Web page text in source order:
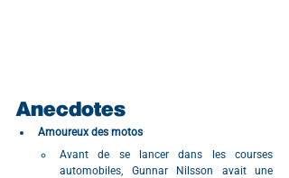
Anecdotes
Amoureux des motos
Avant de se lancer dans les courses
automobiles, Gunnar Nilsson avait une